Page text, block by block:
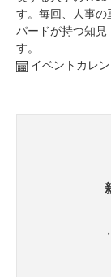
す。毎回、人事
パードが持つ知見
す。
イベントカレ